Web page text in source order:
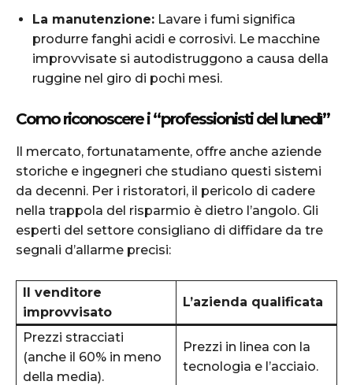
La manutenzione: Lavare i fumi significa
produrre fanghi acidi e corrosivi. Le macchine
improvvisate si autodistruggono a causa della
ruggine nel giro di pochi mesi.
Como riconoscere i “professionisti del lunedì”
Il mercato, fortunatamente, offre anche aziende
storiche e ingegneri che studiano questi sistemi
da decenni. Per i ristoratori, il pericolo di cadere
nella trappola del risparmio è dietro l’angolo. Gli
esperti del settore consigliano di diffidare da tre
segnali d’allarme precisi:
Il venditore
improvvisato
L’azienda qualificata
Prezzi stracciati
(anche il 60% in meno
della media).
Prezzi in linea con la
tecnologia e l’acciaio.